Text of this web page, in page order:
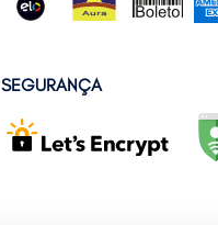
SEGURANÇA